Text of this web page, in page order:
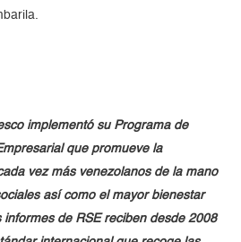
implementó su Programa de
que promueve la
vez más venezolanos de la mano
así como el mayor bienestar
de RSE reciben desde 2008